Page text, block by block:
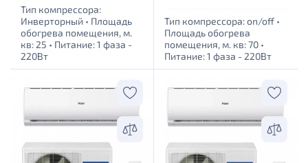
Тип компрессора:
Инверторный • Площадь
обогрева помещения, м.
кв: 25 • Питание: 1 фаза -
220Вт
Тип компрессора: оn/off •
Площадь обогрева
помещения, м. кв: 70 •
Питание: 1 фаза - 220Вт